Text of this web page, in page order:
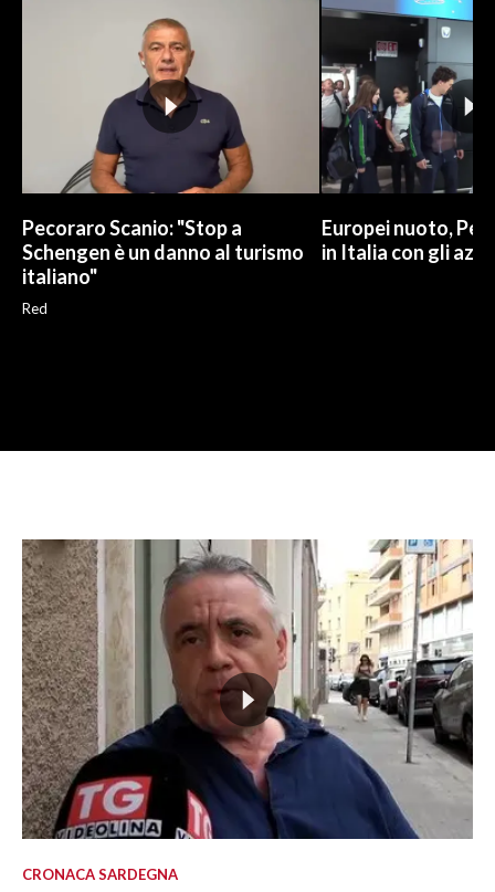
Pecoraro Scanio: "Stop a
Schengen è un danno al turismo
italiano"
Red
Europei nuoto,
in Italia con gli
CRONACA SARDEGNA